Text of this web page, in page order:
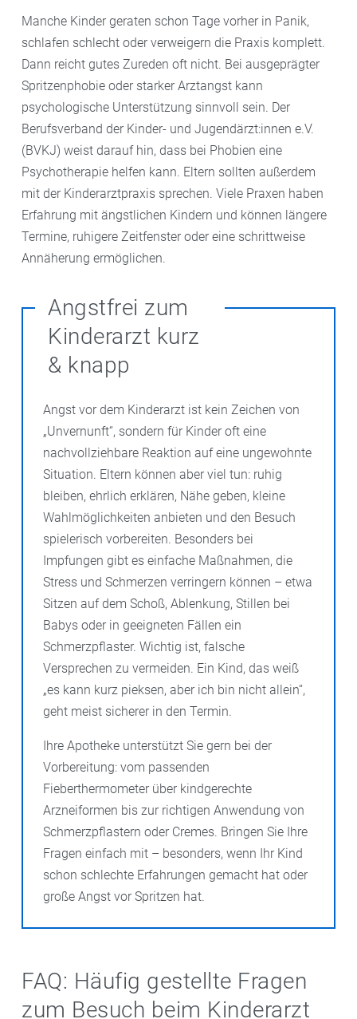
Manche Kinder geraten schon Tage vorher in Panik,
schlafen schlecht oder verweigern die Praxis komplett.
Dann reicht gutes Zureden oft nicht. Bei ausgeprägter
Spritzenphobie oder starker Arztangst kann
psychologische Unterstützung sinnvoll sein. Der
Berufsverband der Kinder- und Jugendärzt:innen e.V.
(BVKJ) weist darauf hin, dass bei Phobien eine
Psychotherapie helfen kann. Eltern sollten außerdem
mit der Kinderarztpraxis sprechen. Viele Praxen haben
Erfahrung mit ängstlichen Kindern und können längere
Termine, ruhigere Zeitfenster oder eine schrittweise
Annäherung ermöglichen.
Angstfrei zum
Kinderarzt kurz
& knapp
Angst vor dem Kinderarzt ist kein Zeichen von
„Unvernunft“, sondern für Kinder oft eine
nachvollziehbare Reaktion auf eine ungewohnte
Situation. Eltern können aber viel tun: ruhig
bleiben, ehrlich erklären, Nähe geben, kleine
Wahlmöglichkeiten anbieten und den Besuch
spielerisch vorbereiten. Besonders bei
Impfungen gibt es einfache Maßnahmen, die
Stress und Schmerzen verringern können – etwa
Sitzen auf dem Schoß, Ablenkung, Stillen bei
Babys oder in geeigneten Fällen ein
Schmerzpflaster. Wichtig ist, falsche
Versprechen zu vermeiden. Ein Kind, das weiß
„es kann kurz pieksen, aber ich bin nicht allein“,
geht meist sicherer in den Termin.
Ihre Apotheke unterstützt Sie gern bei der
Vorbereitung: vom passenden
Fieberthermometer über kindgerechte
Arzneiformen bis zur richtigen Anwendung von
Schmerzpflastern oder Cremes. Bringen Sie Ihre
Fragen einfach mit – besonders, wenn Ihr Kind
schon schlechte Erfahrungen gemacht hat oder
große Angst vor Spritzen hat.
FAQ: Häufig gestellte Fragen
zum Besuch beim Kinderarzt